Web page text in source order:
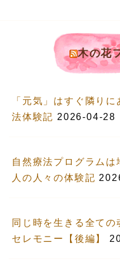
木の花
「元気」はすぐ隣り
法体験記 2026-04-28
自然療法プログラム
人の人々の体験記
同じ時を生きる全て
セレモニー【後編】